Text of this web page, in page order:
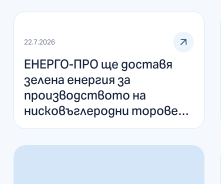
22.7.2026
ЕНЕРГО-ПРО ще доставя
зелена енергия за
производството на
нисковъглеродни торове
на Агрополихим